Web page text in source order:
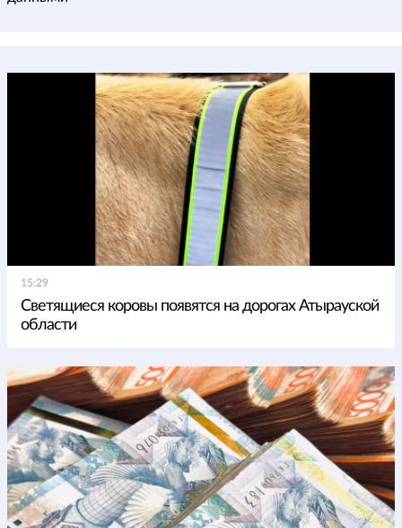
15:29
Светящиеся коровы появятся на дорогах Атырауской
области